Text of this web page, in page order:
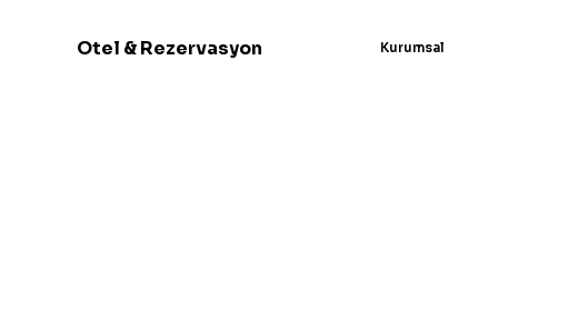
Otel & Rezervasyon Kurumsal